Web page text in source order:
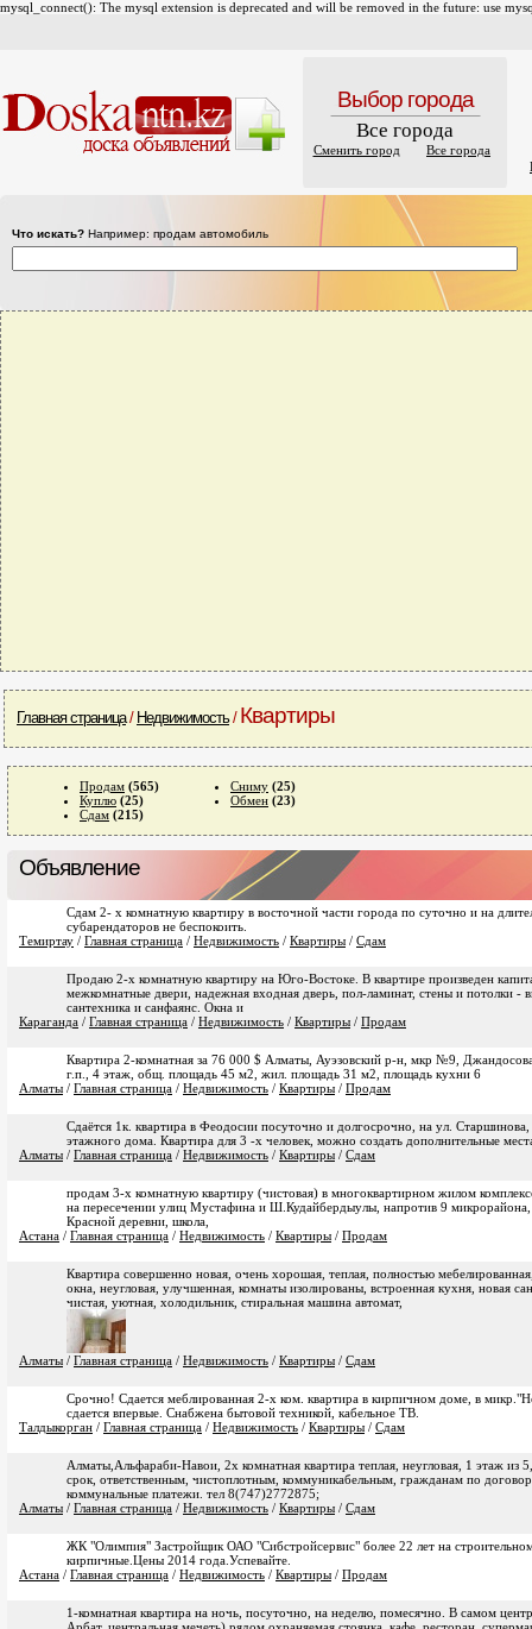
mysql_connect(): The mysql extension is deprecated and will be removed in the future: use
Выбор города
Все города
Сменить город
Все города
Что искать? Например: продам автомобиль
Главная страница/ Недвижимость/ Квартиры
Продам (565)
Куплю (25)
Сдам (215)
Сниму (25)
Обмен (23)
Объявление
Сдам 2- х комнатную квартиру в восточной части города по суточно и на
субарендаторов не беспокоить.
Темиртау / Главная страница / Недвижимость / Квартиры / Сдам
Продаю 2-х комнатную квартиру на Юго-Востоке. В квартире произведен
межкомнатные двери, надежная входная дверь, пол-ламинат, стены и потолки -
сантехника и санфаянс. Окна и
Караганда / Главная страница / Недвижимость / Квартиры / Продам
Квартира 2-комнатная за 76 000 $ Алматы, Ауэзовский р-н, мкр №9,
г.п., 4 этаж, общ. площадь 45 м2, жил. площадь 31 м2, площадь кухни 6
Алматы / Главная страница / Недвижимость / Квартиры / Продам
Сдаётся 1к. квартира в Феодосии посуточно и долгосрочно, на ул.
этажного дома. Квартира для 3 -х человек, можно создать дополнительные
Алматы / Главная страница / Недвижимость / Квартиры / Сдам
продам 3-х комнатную квартиру (чистовая) в многоквартирном жилом
на пересечении улиц Мустафина и Ш.Кудайбердыулы, напротив 9
Красной деревни, школа,
Астана / Главная страница / Недвижимость / Квартиры / Продам
Квартира совершенно новая, очень хорошая, теплая, полностью
окна, неугловая, улучшенная, комнаты изолированы, встроенная кухня, новая
чистая, уютная, холодильник, стиральная машина автомат,
Алматы / Главная страница / Недвижимость / Квартиры / Сдам
Срочно! Сдается меблированная 2-х ком. квартира в кирпичном доме, в
сдается впервые. Снабжена бытовой техникой, кабельное ТВ.
Талдыкорган / Главная страница / Недвижимость / Квартиры / Сдам
Алматы,Альфараби-Навои, 2х комнатная квартира теплая, неугловая, 1 этаж из
срок, ответственным, чистоплотным, коммуникабельным, гражданам по
коммунальные платежи. тел 8(747)2772875;
Алматы / Главная страница / Недвижимость / Квартиры / Сдам
ЖК "Олимпия" Застройщик ОАО "Сибстройсервис" более 22 лет на
кирпичные.Цены 2014 года.Успевайте.
Астана / Главная страница / Недвижимость / Квартиры / Продам
1-комнатная квартира на ночь, посуточно, на неделю, помесячно. В самом